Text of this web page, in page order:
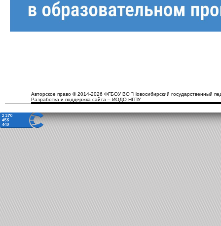
Авторское право © 2014-2026 ФГБОУ ВО "Новосибирский государственный
Разработка и поддержка сайта – ИОДО НГПУ